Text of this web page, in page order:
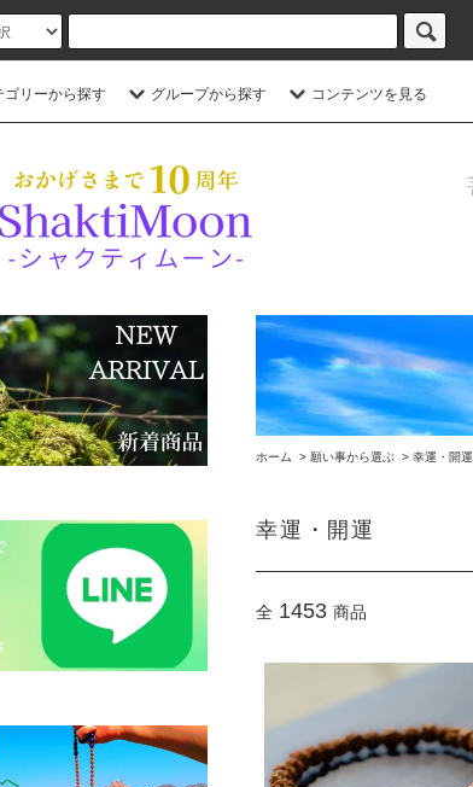
ゴリーから探す グループから探す コンテンツを見る
ホーム > 願い事から選ぶ > 幸運・開運
幸運・開運
全 1453 商品